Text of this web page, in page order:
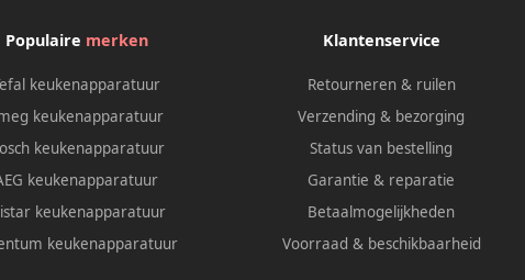
Populaire merken
keukenapparatuur
keukenapparatuur
keukenapparatuur
keukenapparatuur
keukenapparatuur
keukenapparatuur
Klantenservice
Retourneren & ruilen
Verzending & bezorging
Status van bestelling
Garantie & reparatie
Betaalmogelijkheden
Voorraad & beschikbaarheid